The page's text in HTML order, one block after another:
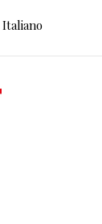
Italiano